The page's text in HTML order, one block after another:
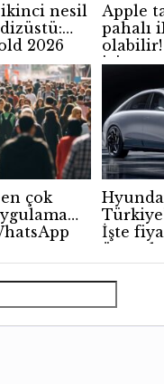
ikinci nesil
2026
Apple
pahalı
olabilir!
için
çok
İşte
öne